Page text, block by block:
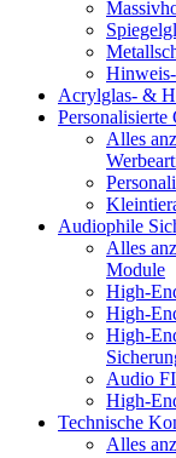
Acrylglas- &
Personalisierte
Alles
Audiophile
Alles
Module
High-
High-
High-
Audio
High-
Technische
Alles